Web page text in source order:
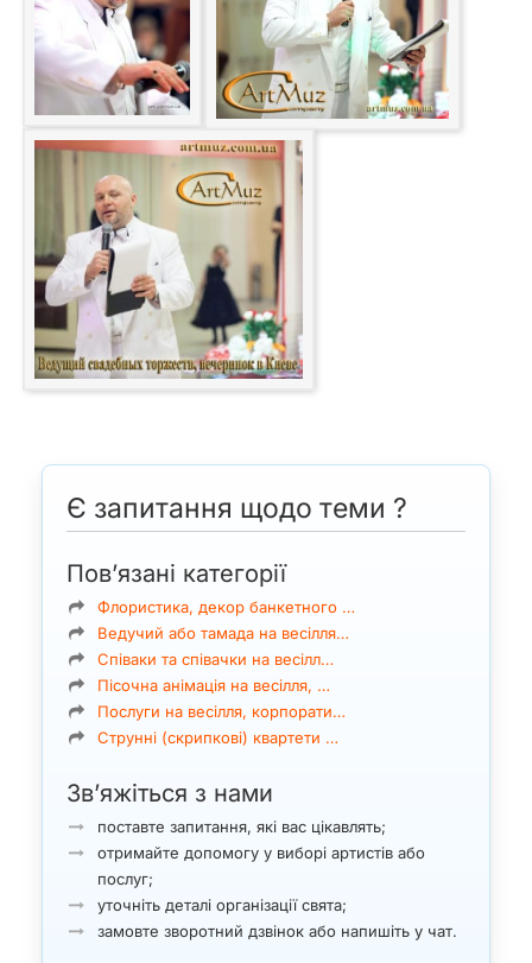
Є запитання щодо теми ?
Пов’язані категорії
Флористика, декор банкетного …
Ведучий або тамада на весілля…
Співаки та співачки на весілл…
Пісочна анімація на весілля, …
Послуги на весілля, корпорати…
Струнні (скрипкові) квартети …
Зв’яжіться з нами
поставте запитання, які вас цікавлять;
отримайте допомогу у виборі артистів або
послуг;
уточніть деталі організації свята;
замовте зворотний дзвінок або напишіть у чат.